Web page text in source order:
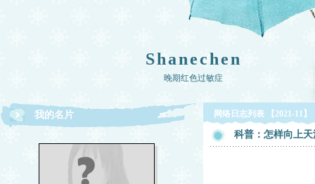
Shanechen
晚期红色过敏症
我的名片 网络日志列表 【2021-11】
科普：怎样向上